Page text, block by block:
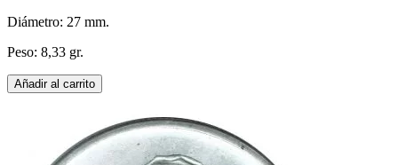
Diámetro: 27 mm.
Peso: 8,33 gr.
Añadir al carrito